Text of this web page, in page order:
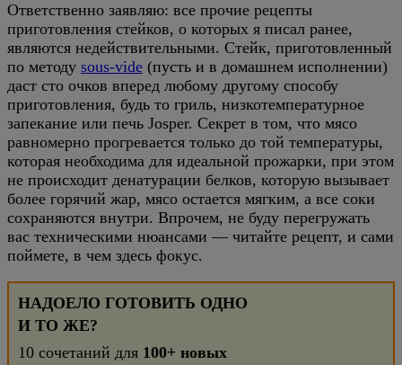
Ответственно заявляю: все прочие рецепты
приготовления стейков, о которых я писал ранее,
являются недействительными. Стейк, приготовленный
по методу sous-vide (пусть и в домашнем исполнении)
даст сто очков вперед любому другому способу
приготовления, будь то гриль, низкотемпературное
запекание или печь Josper. Секрет в том, что мясо
равномерно прогревается только до той температуры,
которая необходима для идеальной прожарки, при этом
не происходит денатурации белков, которую вызывает
более горячий жар, мясо остается мягким, а все соки
сохраняются внутри. Впрочем, не буду перегружать
вас техническими нюансами — читайте рецепт, и сами
поймете, в чем здесь фокус.
НАДОЕЛО ГОТОВИТЬ ОДНО
И ТО ЖЕ?
10 сочетаний для 100+ новых